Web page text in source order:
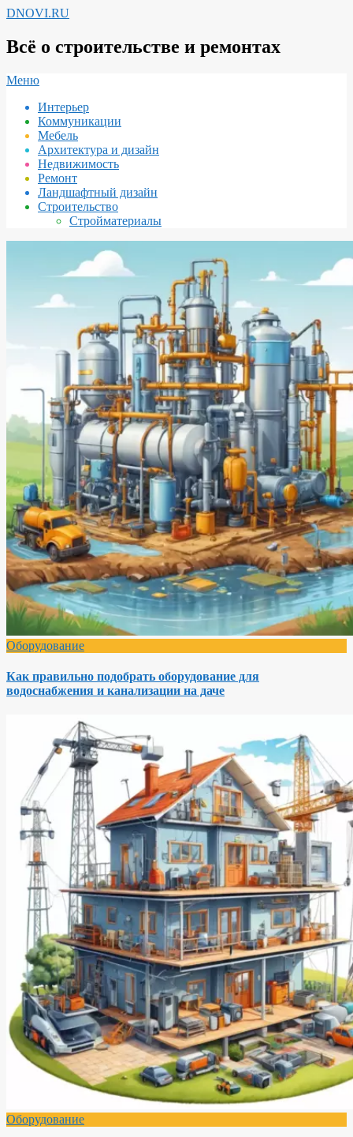
Перейти
содержимому
DNOVI.RU
Всё о строительстве и ремонтах
Вторичное
навигации
Меню
Интерьер
Коммуникации
Мебель
Архитектура и дизайн
Недвижимость
Ремонт
Ландшафтный дизайн
Строительство
Стройматериалы
Оборудование
Как правильно подобрать оборудование для
водоснабжения и канализации на даче
Оборудование